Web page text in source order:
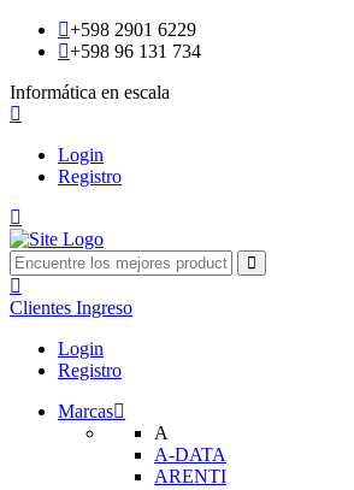
+598 2901 6229
+598 96 131 734
Informática en escala
Login
Registro
Clientes Ingreso
Login
Registro
Marcas
A
A-DATA
ARENTI